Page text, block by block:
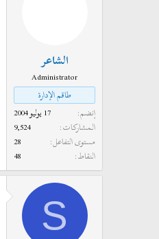
الشاعر
Administrator
طاقم الإدارة
إنضم
17 يوليو 2004
المشاركات
9,524
مستوى التفاعل
28
النقاط
48
S